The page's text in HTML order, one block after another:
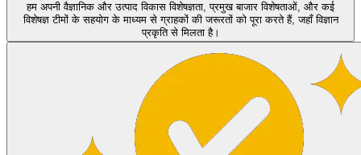
हम अपनी वैज्ञानिक और उत्पाद विकास विशेषज्ञता, प्रमुख बाजार विशेषताओं, और कई
विशेषज्ञ टीमों के सहयोग के माध्यम से ग्राहकों की जरूरतों को पूरा करते हैं, जहाँ विज्ञान
प्रकृति से मिलता है।